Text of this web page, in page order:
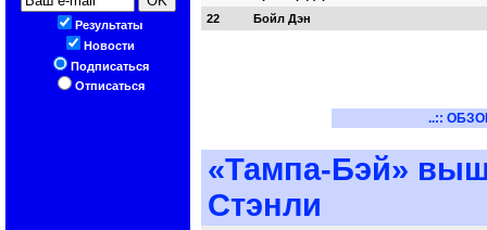
Результаты
Новости
Подписаться
Отписаться
22
Бойл Дэн
..::
«Тампа-Бэй»
Стэнли